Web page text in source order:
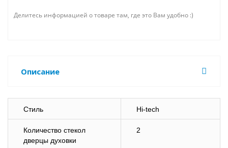
Делитесь информацией о товаре там, где это Вам удобно :)
Описание
Стиль Hi-tech
Количество стекол
дверцы духовки
2